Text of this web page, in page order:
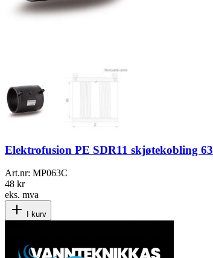
Elektrofusion PE SDR11 skjøtekobling 63
Art.nr: MP063C
48 kr
eks. mva
I kurv